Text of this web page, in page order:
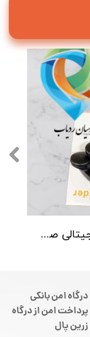
(GT-7750 SONY) ضبط کننده دیجیتالی صدا سونی - 16 گیگابایت - دارای سنسور صدا
درگاه امن بانکی
پرداخت امن از درگاه
زرین پال